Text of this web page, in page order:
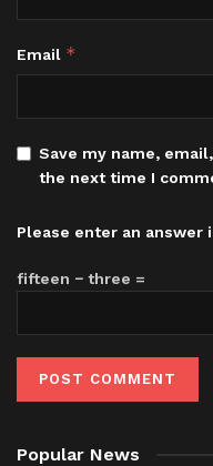
Email *
Save my name,
the next time I
Please enter an answer
fifteen − three =
Popular News